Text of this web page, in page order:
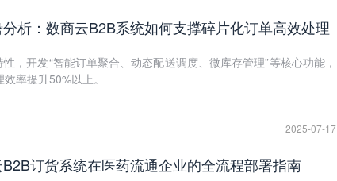
析：数商云B2B系统如何支撑碎片化订单高效处理
，开发“智能订单聚合、动态配送调度、微库存管理”等核心功能，
率提升50%以上。
2025-07-17
订货系统在医药流通企业的全流程部署指南